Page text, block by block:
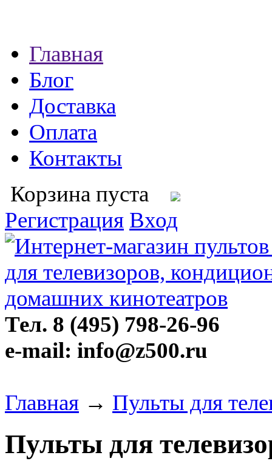
Главная
Блог
Доставка
Оплата
Контакты
Корзина пуста
Регистрация Вход
Тел. 8 (495) 798-26-96
e-mail: info@z500.ru
Главная → Пульты для
Пульты для